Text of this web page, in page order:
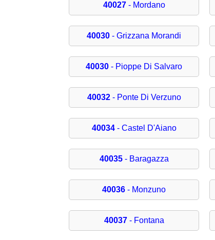
40027- Mordano
40030 - Grizzana Morandi
40030 - Pioppe Di Salvaro
40032- Ponte Di Verzuno
40034- Castel D'Aiano
40035- Baragazza
40036 - Monzuno
40037- Fontana